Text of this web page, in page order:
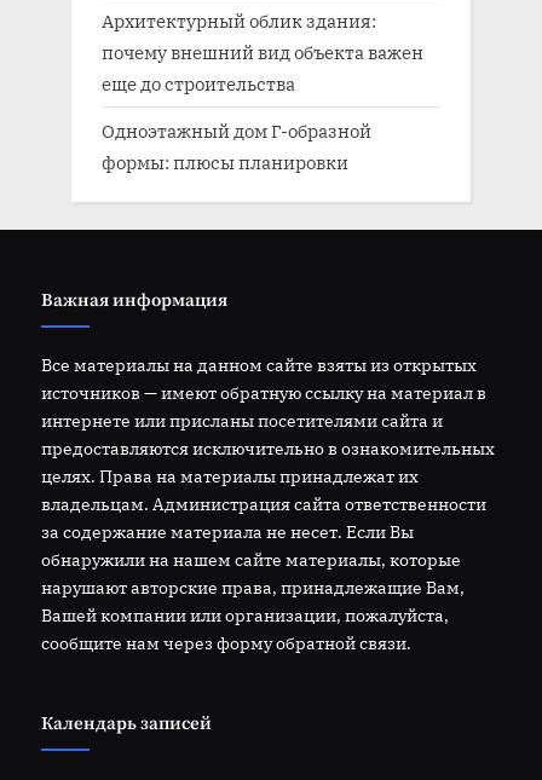
Архитектурный облик здания:
почему внешний вид объекта важен
еще до строительства
Одноэтажный дом Г-образной
формы: плюсы планировки
Важная информация
Все материалы на данном сайте взяты из открытых
источников — имеют обратную ссылку на материал в
интернете или присланы посетителями сайта и
предоставляются исключительно в ознакомительных
целях. Права на материалы принадлежат их
владельцам. Администрация сайта ответственности
за содержание материала не несет. Если Вы
обнаружили на нашем сайте материалы, которые
нарушают авторские права, принадлежащие Вам,
Вашей компании или организации, пожалуйста,
сообщите нам через форму обратной связи.
Календарь записей